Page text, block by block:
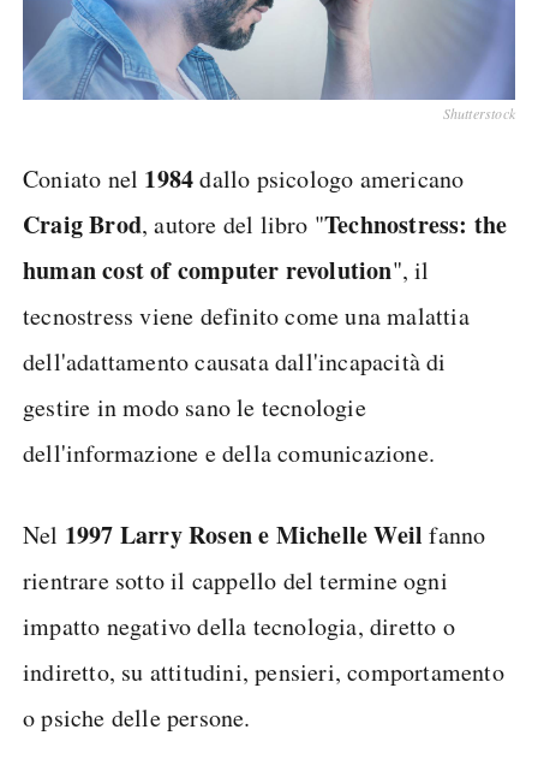
Shutterstock
Coniato nel 1984dallo psicologo americano
Craig Brod, autore del libro "Technostress: the
human cost of computer revolution", il
tecnostress viene definito come una malattia
dell'adattamento causata dall'incapacità di
gestire in modo sano le tecnologie
dell'informazione e della comunicazione.
Nel 1997 Larry Rosen e Michelle Weil fanno
rientrare sotto il cappello del termine ogni
impatto negativo della tecnologia, diretto o
indiretto, su attitudini, pensieri, comportamento
o psiche delle persone.